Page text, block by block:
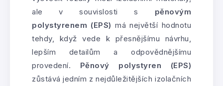
ale v souvislosti s pěnovým
polystyrenem (EPS) má největší hodnotu
tehdy, když vede k přesnějšímu návrhu,
lepším detailům a odpovědnějšímu
provedení. Pěnový polystyren (EPS)
zůstává jedním z nejdůležitějších izolačních